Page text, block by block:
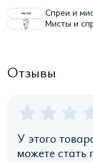
Спреи и
Мисты и
Отзывы
У этого
можете стать